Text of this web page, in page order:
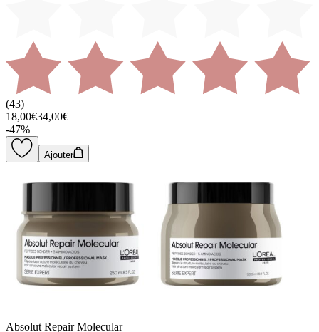
(43)
18,00€34,00€
-47%
Ajouter
Absolut Repair Molecular